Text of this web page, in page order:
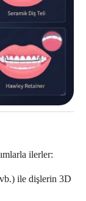
ilerler:
ile dişlerin 3D